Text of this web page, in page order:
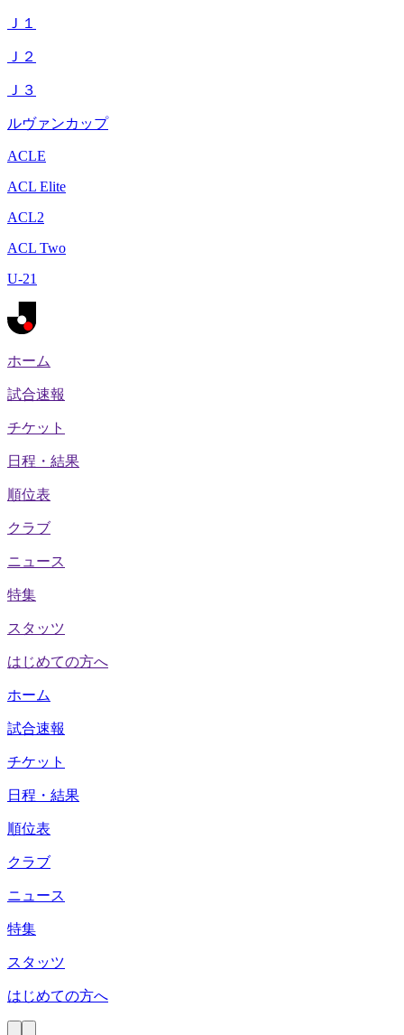
Ｊ１
Ｊ２
Ｊ３
ルヴァンカップ
ACLE
ACL Elite
ACL2
ACL Two
U-21
ホーム
試合速報
チケット
日程・結果
順位表
クラブ
ニュース
特集
スタッツ
はじめての方へ
ホーム
試合速報
チケット
日程・結果
順位表
クラブ
ニュース
特集
スタッツ
はじめての方へ